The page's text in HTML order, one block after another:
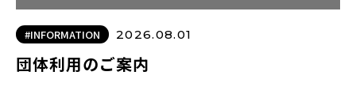
#INFORMATION 2026.08.01
団体利用のご案内